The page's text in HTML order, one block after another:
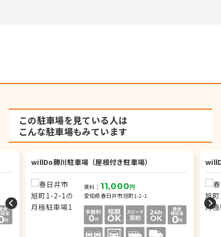
この駐車場を見ている人は
こんな駐車場もみています
willDo勝川駐車場（屋根付き駐車場）
賃料： 11,000円
愛知県春日井市旭町1-2-1